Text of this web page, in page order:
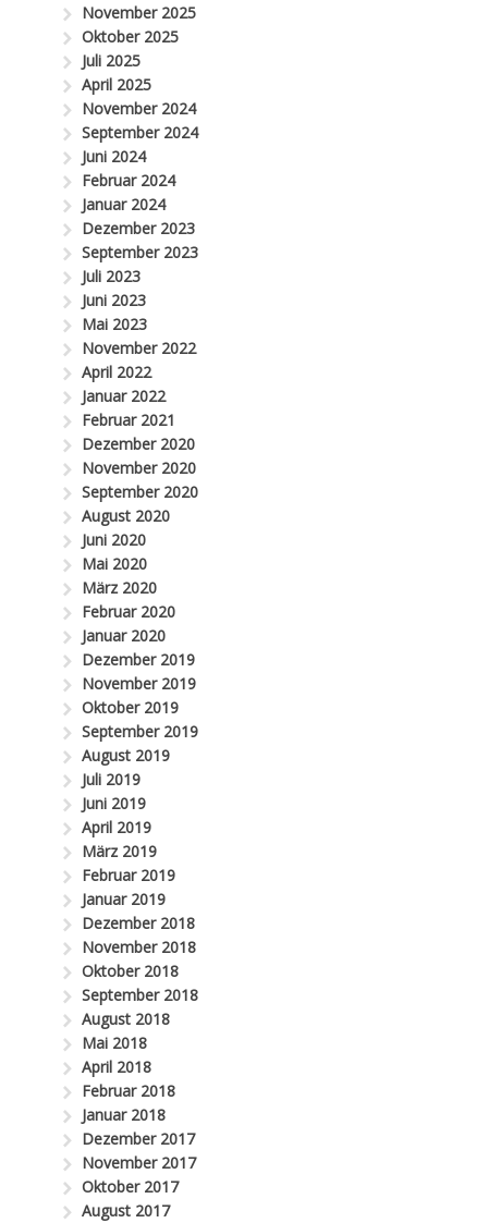
November 2025
Oktober 2025
Juli 2025
April 2025
November 2024
September 2024
Juni 2024
Februar 2024
Januar 2024
Dezember 2023
September 2023
Juli 2023
Juni 2023
Mai 2023
November 2022
April 2022
Januar 2022
Februar 2021
Dezember 2020
November 2020
September 2020
August 2020
Juni 2020
Mai 2020
März 2020
Februar 2020
Januar 2020
Dezember 2019
November 2019
Oktober 2019
September 2019
August 2019
Juli 2019
Juni 2019
April 2019
März 2019
Februar 2019
Januar 2019
Dezember 2018
November 2018
Oktober 2018
September 2018
August 2018
Mai 2018
April 2018
Februar 2018
Januar 2018
Dezember 2017
November 2017
Oktober 2017
August 2017